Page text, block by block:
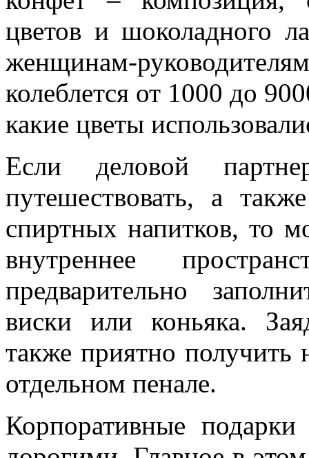
цветов и шоколадного
женщинам-
колеблется от 1000 до
какие цветы
Если деловой
путешествовать, а
спиртных напитков, то
внутреннее
предварительно
виски или коньяка.
также приятно получить
отдельном пенале.
Корпоративные